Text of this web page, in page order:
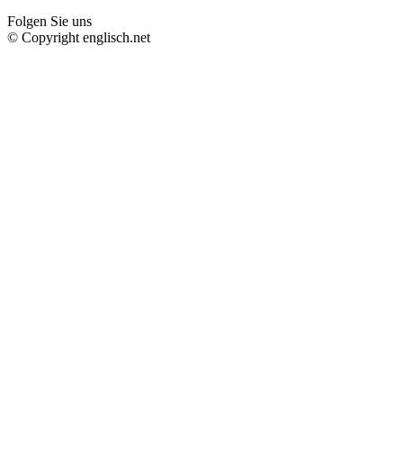
Folgen Sie uns
© Copyright englisch.net